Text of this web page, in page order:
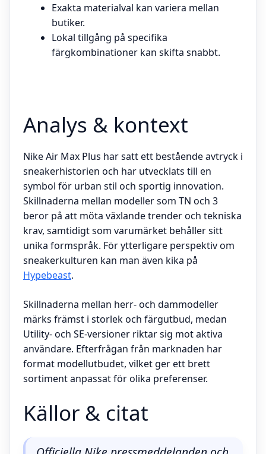
Exakta materialval kan variera mellan
butiker.
Lokal tillgång på specifika
färgkombinationer kan skifta snabbt.
Analys & kontext
Nike Air Max Plus har satt ett bestående avtryck i
sneakerhistorien och har utvecklats till en
symbol för urban stil och sportig innovation.
Skillnaderna mellan modeller som TN och 3
beror på att möta växlande trender och tekniska
krav, samtidigt som varumärket behåller sitt
unika formspråk. För ytterligare perspektiv om
sneakerkulturen kan man även kika på
Hypebeast.
Skillnaderna mellan herr- och dammodeller
märks främst i storlek och färgutbud, medan
Utility- och SE-versioner riktar sig mot aktiva
användare. Efterfrågan från marknaden har
format modellutbudet, vilket ger ett brett
sortiment anpassat för olika preferenser.
Källor & citat